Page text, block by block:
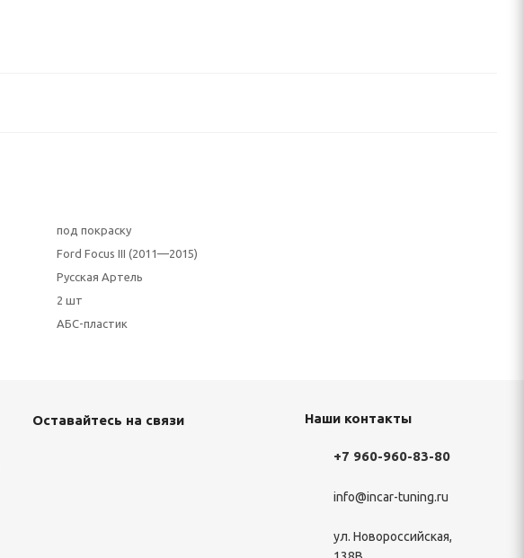
под покраску
Ford Focus III (2011—2015)
Русская Артель
2 шт
АБС-пластик
Оставайтесь на связи Наши контакты
+7 960-960-83-80
info@incar-tuning.ru
ул. Новороссийская,